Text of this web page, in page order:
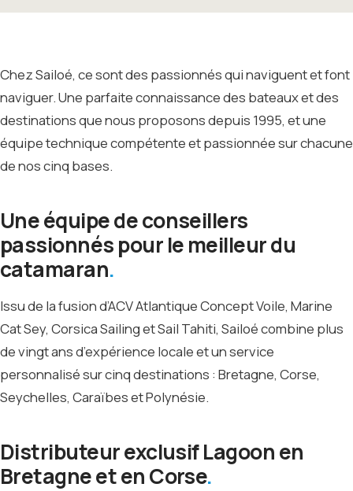
Chez Sailoé, ce sont des passionnés qui naviguent et font
naviguer. Une parfaite connaissance des bateaux et des
destinations que nous proposons depuis 1995, et une
équipe technique compétente et passionnée sur chacune
de nos cinq bases.
Une équipe de conseillers
passionnés pour le meilleur du
catamaran
Issu de la fusion d’ACV Atlantique Concept Voile, Marine
Cat Sey, Corsica Sailing et Sail Tahiti, Sailoé combine plus
de vingt ans d’expérience locale et un service
personnalisé sur cinq destinations : Bretagne, Corse,
Seychelles, Caraïbes et Polynésie.
Distributeur exclusif Lagoon en
Bretagne et en Corse